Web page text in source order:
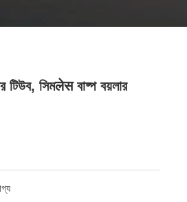
সিমलेस বাষ্প বয়লার